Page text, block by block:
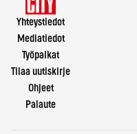
Yhteystiedot
Mediatiedot
Työpaikat
Tilaa uutiskirje
Ohjeet
Palaute